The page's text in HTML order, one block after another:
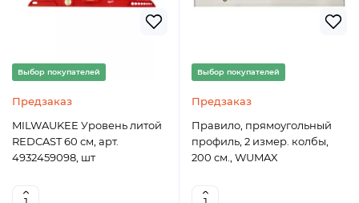
Выбор покупателей
Предзаказ
MILWAUKEE Уровень литой
REDCAST 60 см, арт.
4932459098, шт
Выбор покупателей
Предзаказ
Правило, прямоугольный
профиль, 2 измер. колбы,
200 см., WUMAX